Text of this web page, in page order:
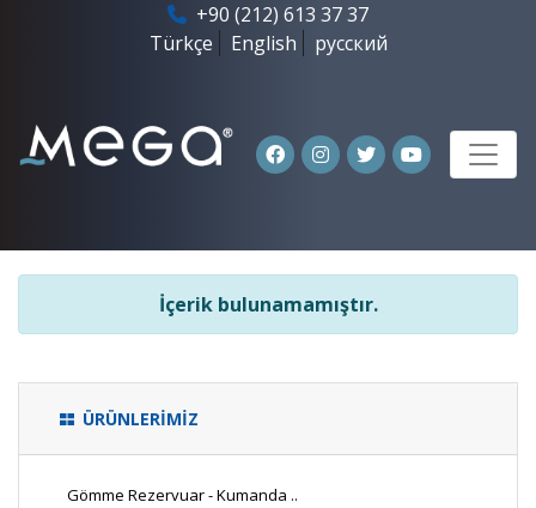
+90 (212) 613 37 37
Türkçe
English русский
İçerik bulunamamıştır.
ÜRÜNLERİMİZ
Gömme Rezervuar - Kumanda ..